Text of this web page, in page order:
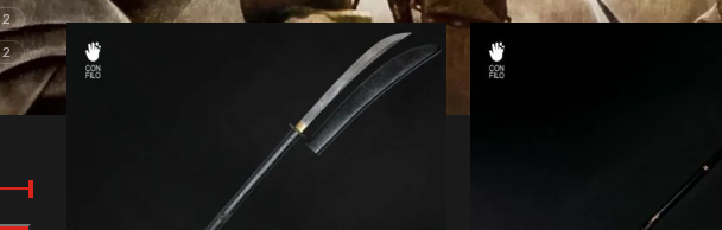
2
2